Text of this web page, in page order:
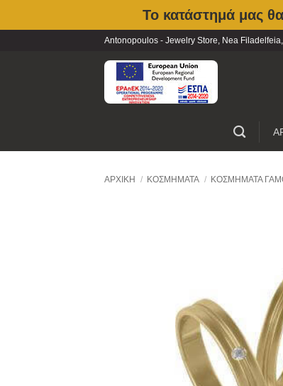
Το κατάστημά μας
Antonopoulos - Jewelry Store, Nea
ΑΡΧΙΚΉ / ΚΟΣΜΉΜΑΤΑ / ΚΟΣΜΉΜΑΤΑ